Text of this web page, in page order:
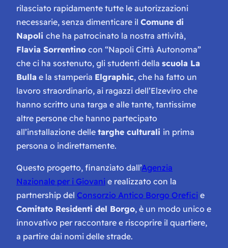
rilasciato rapidamente tutte le autorizzazioni
necessarie, senza dimenticare il Comune di
Napoli che ha patrocinato la nostra attività,
Flavia Sorrentino con “Napoli Città Autonoma”
che ci ha sostenuto, gli studenti della scuola La
Bulla e la stamperia Elgraphic, che ha fatto un
lavoro straordinario, ai ragazzi dell’Elzeviro che
hanno scritto una targa e alle tante, tantissime
altre persone che hanno partecipato
all’installazione delle targhe culturali in prima
persona o indirettamente.
Questo progetto, finanziato dall’Agenzia
Nazionale per i Giovani e realizzato con la
partnership del Consorzio Antico Borgo Orefici e
Comitato Residenti del Borgo, è un modo unico e
innovativo per raccontare e riscoprire il quartiere,
a partire dai nomi delle strade.